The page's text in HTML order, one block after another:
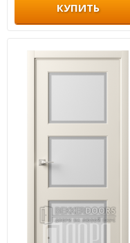
КУПИТЬ